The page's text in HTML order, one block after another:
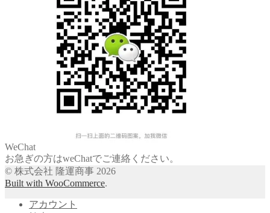
WeChat
お急ぎの方はweChatでご連絡ください。
© 株式会社 隆運商事 2026
Built with WooCommerce.
アカウント